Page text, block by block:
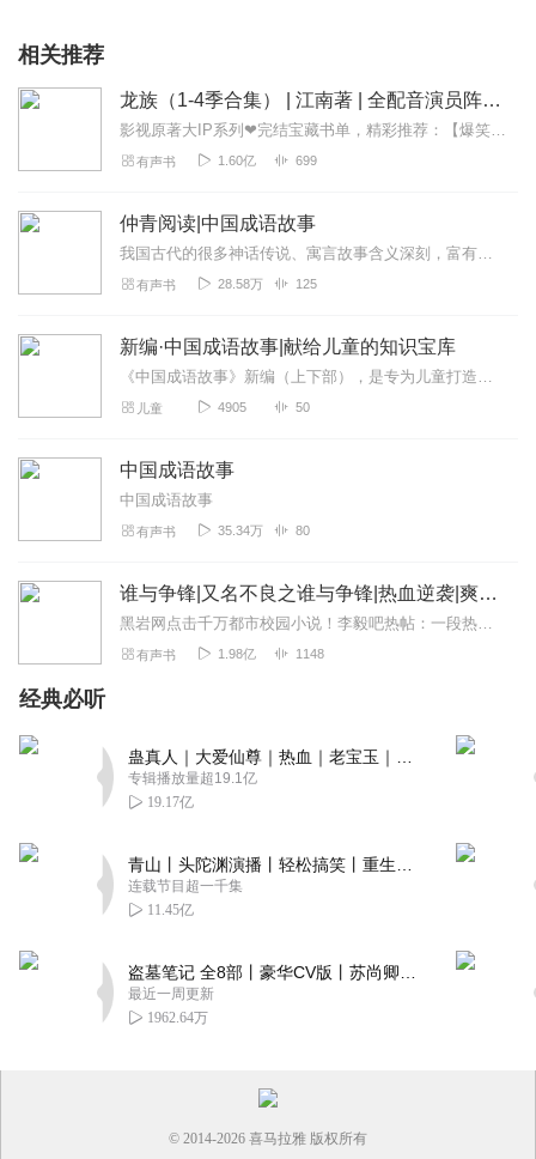
相关推荐
龙族（1-4季合集） | 江南著 | 全配音演员阵容 | 辰羽参演
影视原著大IP系列❤完结宝藏书单，精彩推荐：【爆笑古言重生系列】：星汉灿烂，幸甚至哉|吴磊&赵露思主演|关心则乱《知否》作者|沈念如/倔强的小红领衔|月升沧海【...
有声书 1.60亿 699
仲青阅读|中国成语故事
我国古代的很多神话传说、寓言故事含义深刻，富有教育意义，往往被概括成为成语。像“八仙过海，各显神通”、“班门弄斧”、“不耻下问”这些熟悉的成语，从孩时到现在已经...
有声书 28.58万 125
新编·中国成语故事|献给儿童的知识宝库
《中国成语故事》新编（上下部），是专为儿童打造的知识宝库，精选的故事近百个，都是脍炙人口的成语故事，通过新编的生动有趣的故事，让孩子能够在聆听之中喜欢上成语，从...
儿童 4905 50
中国成语故事
中国成语故事
有声书 35.34万 80
谁与争锋|又名不良之谁与争锋|热血逆袭|爽文爆笑|会员免费
黑岩网点击千万都市校园小说！李毅吧热帖：一段热血的青春故事，一个狂拽屌丝的逆袭传奇。热血都市主播探月倾情演绎【内容简介】两年前，她是丑逼，我是男神；...
有声书 1.98亿 1148
经典必听
专辑播放量超19.1亿
19.17亿
连载节目超一千集
11.45亿
最近一周更新
1962.64万
© 2014-2026 喜马拉雅 版权所有